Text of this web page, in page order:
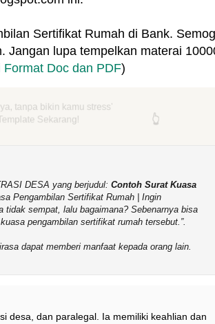
Sertifikat Rumah di Bank.
Jangan lupa tempelkan materai
Doc dan PDF)
tanpa bikin kamu stress'
Template Sekarang!
👆
DESA yang berjudul: Contoh Surat Kuasa
Pengambilan Sertifikat Rumah | Ingin
sempat, lalu bagaimana? Sebenarnya bisa
pengambilan sertifikat rumah tersebut. .
dapat memberi manfaat kepada orang lain.
desa, dan paralegal. Ia memiliki keahlian dan